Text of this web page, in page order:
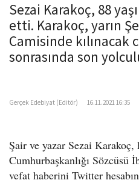
a
t
i
o
Sezai Karakoç, 88
etti. Karakoç, yarın
Camisinde kılınacak
sonrasında son
Gerçek Edebiyat (Editör) 16.11.2021 16:35
Şair ve yazar Sezai Karakoç,
Cumhurbaşkanlığı Sözcüsü
vefat haberini Twitter